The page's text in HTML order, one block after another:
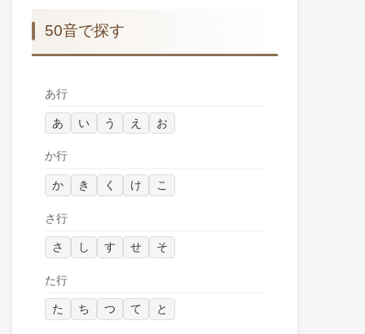
50音で探す
あ行
あ い う え お
か行
か き く け こ
さ行
さ し す せ そ
た行
た ち つ て と